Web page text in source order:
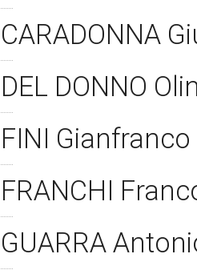
CARADONNA
DEL DONNO
FINI Gianfranco
FRANCHI
GUARRA